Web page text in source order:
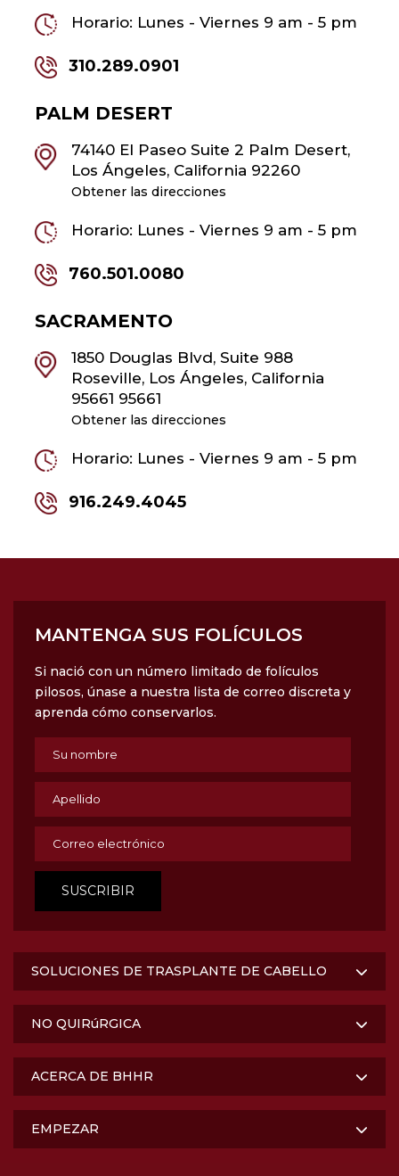
Horario: Lunes - Viernes 9 am - 5 pm
310.289.0901
PALM DESERT
74140 El Paseo Suite 2 Palm Desert,
Los Ángeles, California 92260
Obtener las direcciones
Horario: Lunes - Viernes 9 am - 5 pm
760.501.0080
SACRAMENTO
1850 Douglas Blvd, Suite 988
Roseville, Los Ángeles, California
95661 95661
Obtener las direcciones
Horario: Lunes - Viernes 9 am - 5 pm
916.249.4045
MANTENGA SUS FOLÍCULOS
Si nació con un número limitado de folículos
pilosos, únase a nuestra lista de correo discreta y
aprenda cómo conservarlos.
SOLUCIONES DE TRASPLANTE DE CABELLO
NO QUIRúRGICA
ACERCA DE BHHR
EMPEZAR